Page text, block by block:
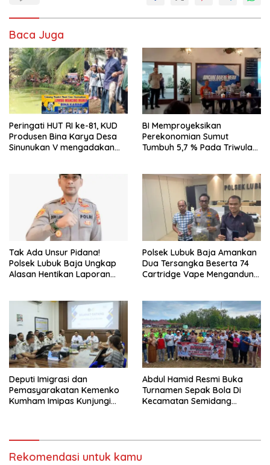
Baca Juga
Peringati HUT RI ke-81, KUD
Produsen Bina Karya Desa
Sinunukan V mengadakan
BI Memproyeksikan
Perekonomian Sumut
Tumbuh 5,7 % Pada Triwulan
Tak Ada Unsur Pidana!
Polsek Lubuk Baja Ungkap
Alasan Hentikan Laporan
Polsek Lubuk Baja Amankan
Dua Tersangka Beserta 74
Cartridge Vape Mengandung
Deputi Imigrasi dan
Pemasyarakatan Kemenko
Kumham Imipas Kunjungi
Abdul Hamid Resmi Buka
Turnamen Sepak Bola Di
Kecamatan Semidang
Rekomendasi untuk kamu